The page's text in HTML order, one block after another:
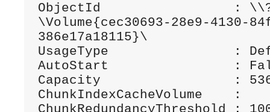
ObjectId                 :
\Volume{cec30693-28e9-4130-
386e17a18115}\
UsageType                :
AutoStart                :
Capacity                 :
ChunkIndexCacheVolume    :
ChunkRedundancyThreshold :